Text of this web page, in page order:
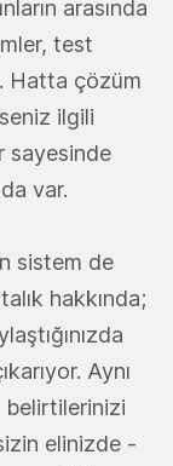
arasında
test
Hatta çözüm
ilgili
sayesinde
var.
sistem de
hakkında;
Aynı
belirtilerinizi
elinizde -